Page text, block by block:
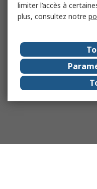
limiter l’accès à
plus, consultez notre